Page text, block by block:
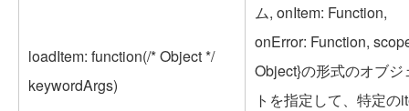
loadItem: function(/* Object */
keywordArgs)
ム, onItem: Function,
onError: Function,
Object}の形式のオブジ
トを指定して、特定の